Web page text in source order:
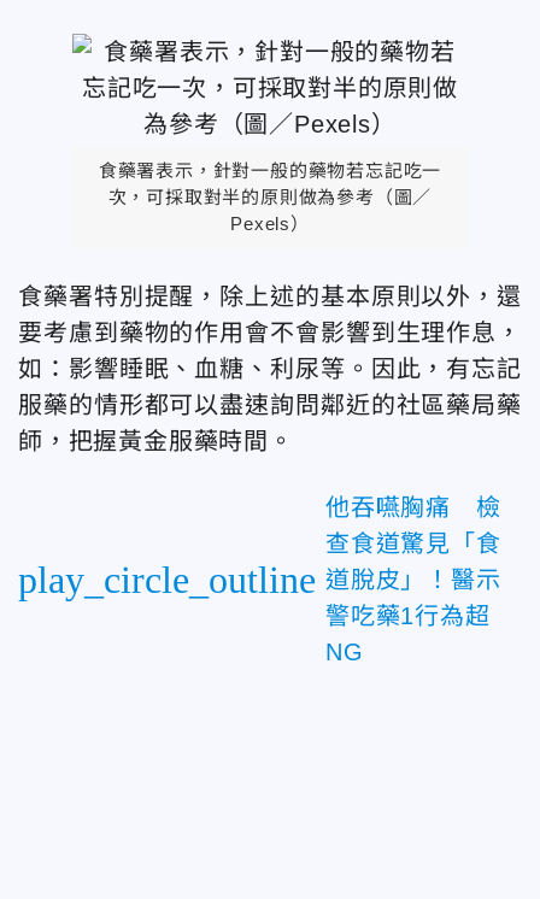
食藥署表示，針對一般的藥物若忘記吃一
次，可採取對半的原則做為參考（圖／
Pexels）
食藥署特別提醒，除上述的基本原則以外，還
要考慮到藥物的作用會不會影響到生理作息，
如：影響睡眠、血糖、利尿等。因此，有忘記
服藥的情形都可以盡速詢問鄰近的社區藥局藥
師，把握黃金服藥時間。
play_circle_outline
他吞嚥胸痛 檢
查食道驚見「食
道脫皮」！醫示
警吃藥1行為超
NG